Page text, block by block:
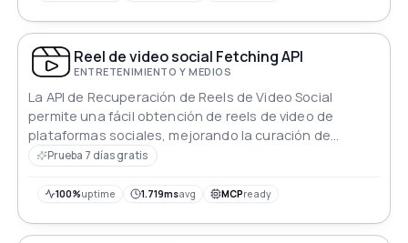
Reel de video social Fetching API
ENTRETENIMIENTO Y MEDIOS
La API de Recuperación de Reels de Video Social
permite una fácil obtención de reels de video de
plataformas sociales, mejorando la curación de
contenido y el compromiso.
Prueba 7 días gratis
100%uptime 1.719msavg MCPready